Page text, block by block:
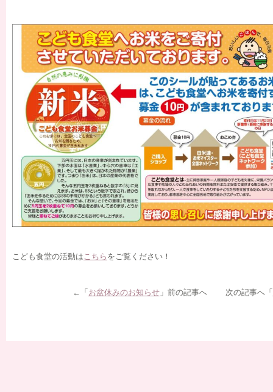
こども食堂の活動はこちら をご覧ください！
←「 お盆休みのお知らせ」前の記事へ 次の記事へ「